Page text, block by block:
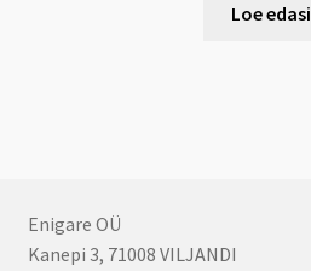
Loe edasi
Enigare OÜ
Kanepi 3, 71008 VILJANDI